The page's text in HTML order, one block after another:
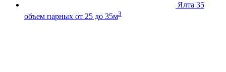
Ялта 35
объем парных от 25 до 35м3